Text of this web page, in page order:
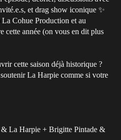
et drag show iconique ✨
Cohue Production et au
cette année (on vous en dit plus
cette saison déjà historique ?
La Harpie comme si votre
La Harpie + Brigitte Pintade &